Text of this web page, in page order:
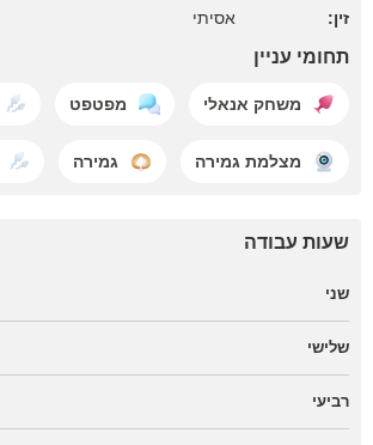
זין: אסיתי
תחומי עניין
משחק אנאלי מפטפט
מצלמת גמירה גמירה
שעות עבודה
שני
שלישי
רביעי